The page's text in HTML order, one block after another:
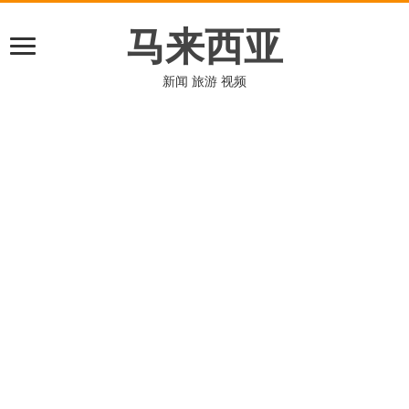
马来西亚
新闻 旅游 视频